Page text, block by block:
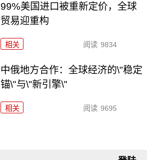
99%美国进口被重新定价，全球
贸易迎重构
相关 阅读 9834
中俄地方合作：全球经济的\"稳定
锚\"与\"新引擎\"
相关 阅读 9695